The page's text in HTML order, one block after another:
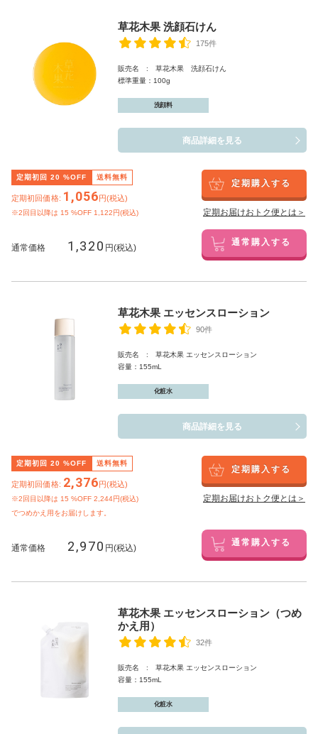
草花木果 洗顔石けん
175件
販売名 : 草花木果 洗顔石けん
標準重量：100g
洗顔料
商品詳細を見る
定期初回 20 %OFF 送料無料
定期初回価格: 1,056円(税込)
※2回目以降は 15 %OFF 1,122円(税込)
定期購入する
定期お届けおトク便とは＞
通常価格 1,320 円(税込) 通常購入する
草花木果 エッセンスローション
90件
販売名 : 草花木果 エッセンスローション
容量：155mL
化粧水
商品詳細を見る
定期初回 20 %OFF 送料無料
定期初回価格: 2,376円(税込)
※2回目以降は 15 %OFF 2,244円(税込)
でつめかえ用をお届けします。
定期購入する
定期お届けおトク便とは＞
通常価格 2,970 円(税込) 通常購入する
草花木果 エッセンスローション（つめ
かえ用）
32件
販売名 : 草花木果 エッセンスローション
容量：155mL
化粧水